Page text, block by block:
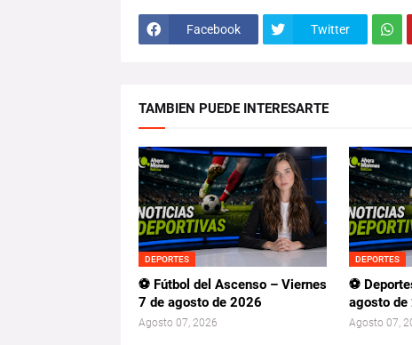
Facebook Twitter
TAMBIEN PUEDE INTERESARTE
DEPORTES
⚽ Fútbol del Ascenso – Viernes
7 de agosto de 2026
Agosto 07, 2026
DEPORTES
⚽
agosto de
Agosto 07,